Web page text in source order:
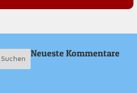
Neueste Kommentare